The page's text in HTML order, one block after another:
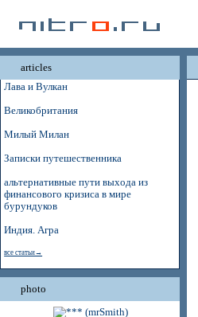
articles
Лава и Вулкан
Великобритания
Милый Милан
Записки путешественника
альтернативные пути выхода из
финансового кризиса в мире
бурундуков
Индия. Агра
все статьи→
photo